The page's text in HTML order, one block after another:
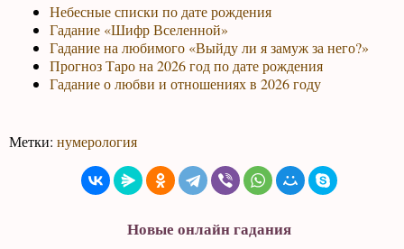
Небесные списки по дате рождения
Гадание «Шифр Вселенной»
Гадание на любимого «Выйду ли я замуж за него?»
Прогноз Таро на 2026 год по дате рождения
Гадание о любви и отношениях в 2026 году
Метки:нумерология
Новые онлайн гадания